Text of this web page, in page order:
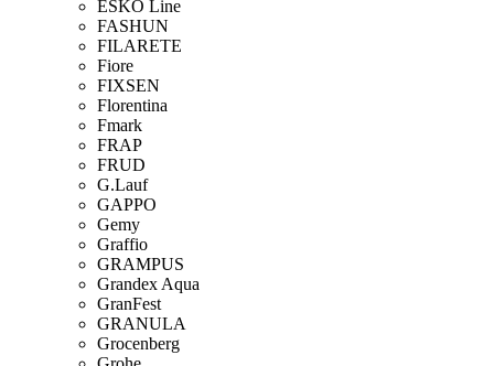
ESKO Line
FASHUN
FILARETE
Fiore
FIXSEN
Florentina
Fmark
FRAP
FRUD
G.Lauf
GAPPO
Gemy
Graffio
GRAMPUS
Grandex Aqua
GranFest
GRANULA
Grocenberg